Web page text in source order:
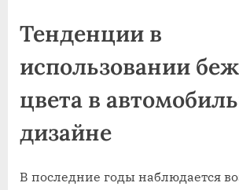
Тенденции в
использовании
цвета в
дизайне
В последние годы наблюдается